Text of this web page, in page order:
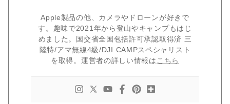
Apple製品の他、カメラやドローンが好きで
す。趣味で2021年から登山やキャンプもはじ
めました。国交省全国包括許可承認取得済 三
陸特/アマ無線4級/DJI CAMPスペシャリスト
を取得。運営者の詳しい情報は こちら